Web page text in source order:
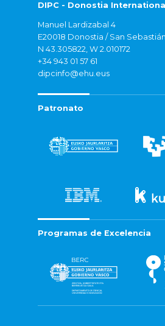
DIPC - Donostia
Manuel Lardizabal 4
E20018 Donostia / San
N 43.305822, W 2.010172
+34 943 01 57 61
dipcinfo@ehu.eus
Patronato
Programas de Excelencia